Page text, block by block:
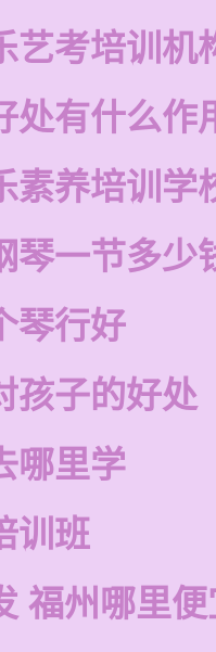
艺考培训机
处有什么作
素养培训学
琴一节多少
琴行好
孩子的好处
哪里学
训班
福州哪里